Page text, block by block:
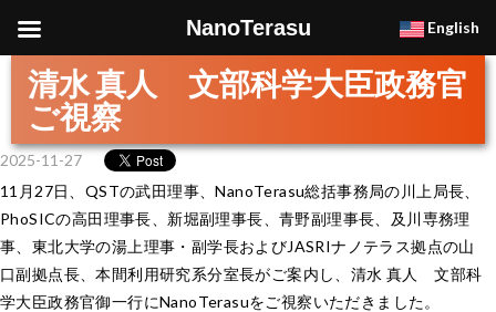
清水 真人 文部科学大臣政務官
ご視察
2025-11-27
11月27日、QSTの武田理事、NanoTerasu総括事務局の川上局長、
PhoSICの高田理事長、新堀副理事長、青野副理事長、及川専務理
事、東北大学の湯上理事・副学長およびJASRIナノテラス拠点の山
口副拠点長、本間利用研究系分室長がご案内し、清水 真人 文部科
学大臣政務官御一行にNanoTerasuをご視察いただきました。
NanoTerasu English